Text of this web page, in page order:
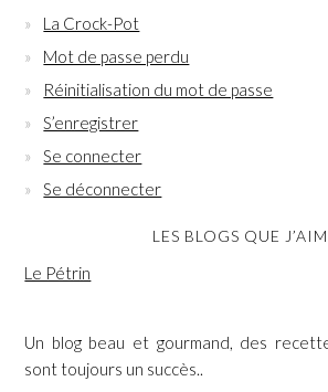
La Crock-Pot
Mot de passe perdu
Réinitialisation du mot de passe
S’enregistrer
Se connecter
Se déconnecter
LES BLOGS QUE
Le Pétrin
Un blog beau et gourmand, des
sont toujours un succès..